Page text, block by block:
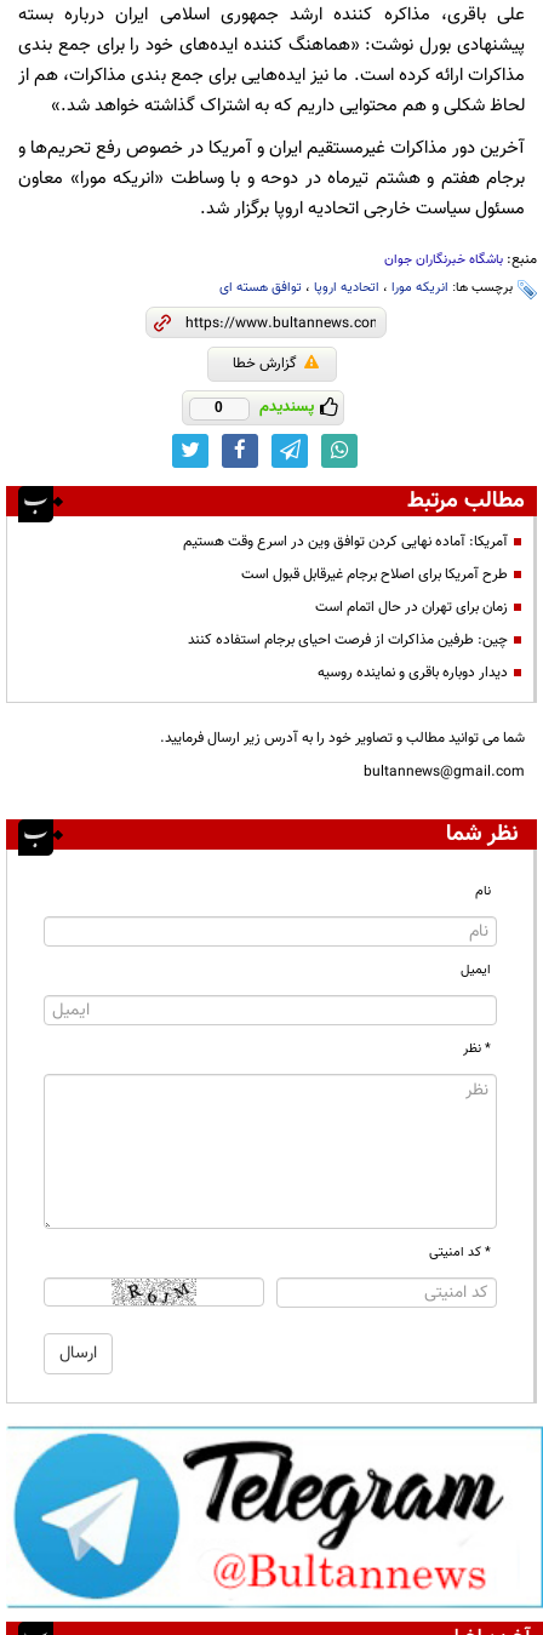
علی باقری، مذاکره کننده ارشد جمهوری اسلامی ایران درباره بسته
پیشنهادی بورل نوشت: «هماهنگ کننده ایده‌های خود را برای جمع بندی
مذاکرات ارائه کرده است. ما نیز ایده‌هایی برای جمع بندی مذاکرات، هم از
لحاظ شکلی و هم محتوایی داریم که به اشتراک گذاشته خواهد شد.»
آخرین دور مذاکرات غیرمستقیم ایران و آمریکا در خصوص رفع تحریم‌ها و
برجام هفتم و هشتم تیرماه در دوحه و با وساطت «انریکه مورا» معاون
مسئول سیاست خارجی اتحادیه اروپا برگزار شد.
منبع: باشگاه خبرنگاران جوان
برچسب ها: انریکه مورا ، اتحادیه اروپا ، توافق هسته ای
گزارش خطا
پسندیدم 0
مطالب مرتبط
آمریکا: آماده نهایی کردن توافق وین در اسرع وقت هستیم
طرح آمریکا برای اصلاح برجام غیرقابل قبول است
زمان برای تهران در حال اتمام است
چین: طرفین مذاکرات از فرصت احیای برجام استفاده کنند
دیدار دوباره باقری و نماینده روسیه
شما می توانید مطالب و تصاویر خود را به آدرس زیر ارسال فرمایید.
bultannews@gmail.com
نظر شما
نام
ایمیل
* نظر
* کد امنیتی